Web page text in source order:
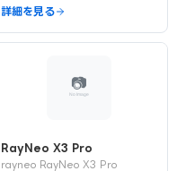
詳細を見る
RayNeo X3 Pro
rayneo RayNeo X3 Pro